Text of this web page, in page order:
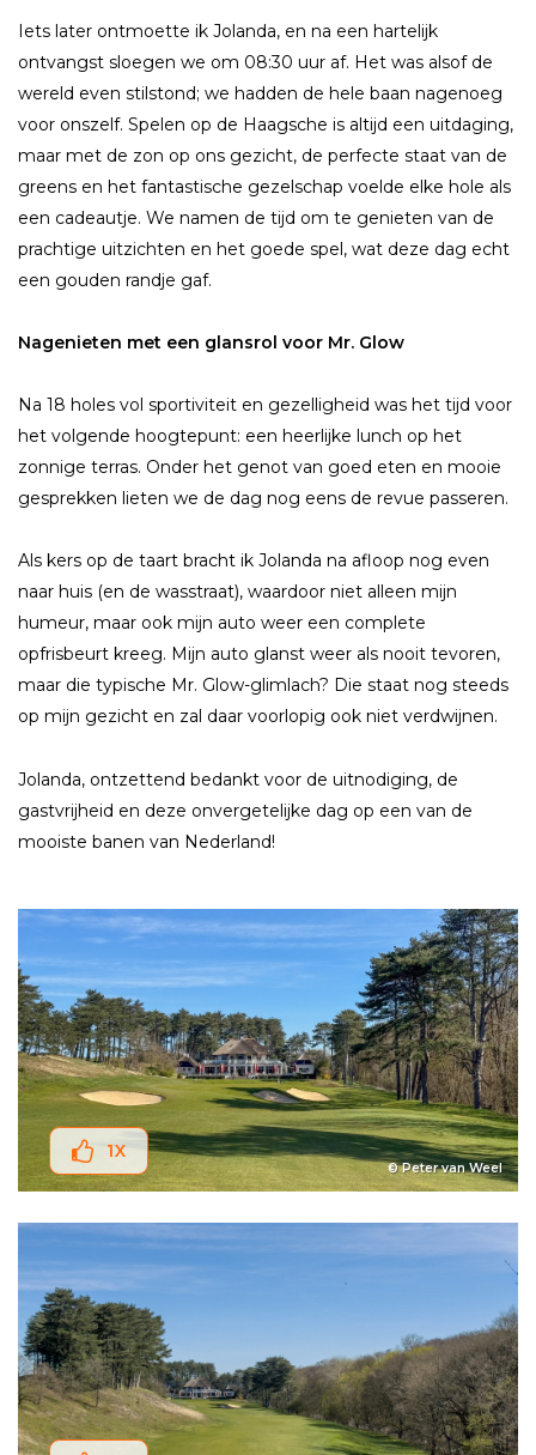
Iets later ontmoette ik Jolanda, en na een hartelijk
ontvangst sloegen we om 08:30 uur af. Het was alsof de
wereld even stilstond; we hadden de hele baan nagenoeg
voor onszelf. Spelen op de Haagsche is altijd een uitdaging,
maar met de zon op ons gezicht, de perfecte staat van de
greens en het fantastische gezelschap voelde elke hole als
een cadeautje. We namen de tijd om te genieten van de
prachtige uitzichten en het goede spel, wat deze dag echt
een gouden randje gaf.
Nagenieten met een glansrol voor Mr. Glow
Na 18 holes vol sportiviteit en gezelligheid was het tijd voor
het volgende hoogtepunt: een heerlijke lunch op het
zonnige terras. Onder het genot van goed eten en mooie
gesprekken lieten we de dag nog eens de revue passeren.
Als kers op de taart bracht ik Jolanda na afloop nog even
naar huis (en de wasstraat), waardoor niet alleen mijn
humeur, maar ook mijn auto weer een complete
opfrisbeurt kreeg. Mijn auto glanst weer als nooit tevoren,
maar die typische Mr. Glow-glimlach? Die staat nog steeds
op mijn gezicht en zal daar voorlopig ook niet verdwijnen.
Jolanda, ontzettend bedankt voor de uitnodiging, de
gastvrijheid en deze onvergetelijke dag op een van de
mooiste banen van Nederland!
© Peter van Weel
1X